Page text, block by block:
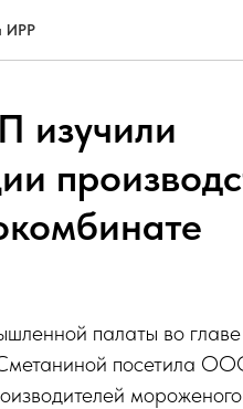
ИРР
изучили
палаты во
посетила